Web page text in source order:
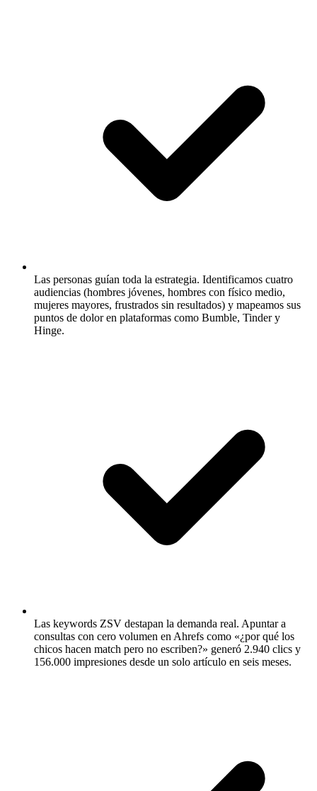
Las personas guían toda la estrategia. Identificamos cuatro
audiencias (hombres jóvenes, hombres con físico medio,
mujeres mayores, frustrados sin resultados) y mapeamos sus
puntos de dolor en plataformas como Bumble, Tinder y
Hinge.
Las keywords ZSV destapan la demanda real. Apuntar a
consultas con cero volumen en Ahrefs como «¿por qué los
chicos hacen match pero no escriben?» generó 2.940 clics y
156.000 impresiones desde un solo artículo en seis meses.